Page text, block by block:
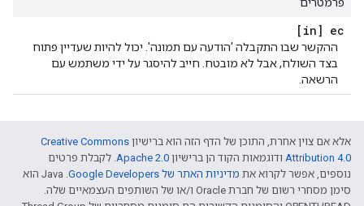
[in] ec
ההקשר שבו התקבלה 'הודעה עם תמונה'. יכול להיות שעדיין פתוח
בצד השולח, אבל לא מובטח. חייב להיסגר על ידי משתמש עם
הרשאה.
אלא אם צוין אחרת, התוכן של הדף הזה הוא ברישיון Creative Commons
Attribution 4.0‏ ודוגמאות הקוד הן ברישיון Apache 2.0‏. לקבלת פרטים
נוספים, אפשר לקרוא את מדיניות האתר של Google Developers‏
.‏ Java הוא
סימן מסחרי רשום של חברת Oracle ו/או של השותפים העצמאיים שלה.